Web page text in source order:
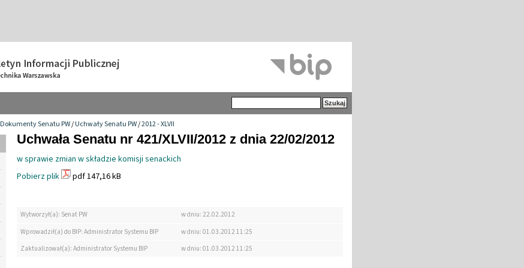
Dokumenty Senatu PW/Uchwały Senatu PW/2012 - XLVII
Uchwała Senatu nr 421/XLVII/2012 z dnia 22/02/2012
w sprawie zmian w składzie komisji senackich
Pobierz plik
pdf 147,16 kB
Wytworzył(a): Senat PW
w dniu: 22.02.2012
Wprowadził(a) do BIP: Administrator Systemu BIP
w dniu: 01.03.2012 11:25
Zaktualizował(a): Administrator Systemu BIP
w dniu: 01.03.2012 11:25